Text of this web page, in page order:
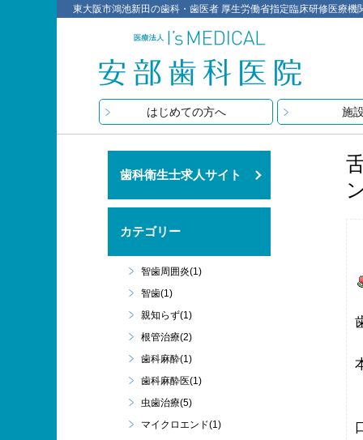
東大阪市鴻池新田の歯科・歯医者 厚生労働省指定臨床研修医療機
はじめての方へ 施
歯科衛生士求人サイト
カテゴリー
智歯周囲炎(1)
智歯(1)
親知らず(1)
根管治療(2)
歯科麻酔(1)
歯科麻酔医(1)
虫歯治療(5)
マイクロエンド(1)